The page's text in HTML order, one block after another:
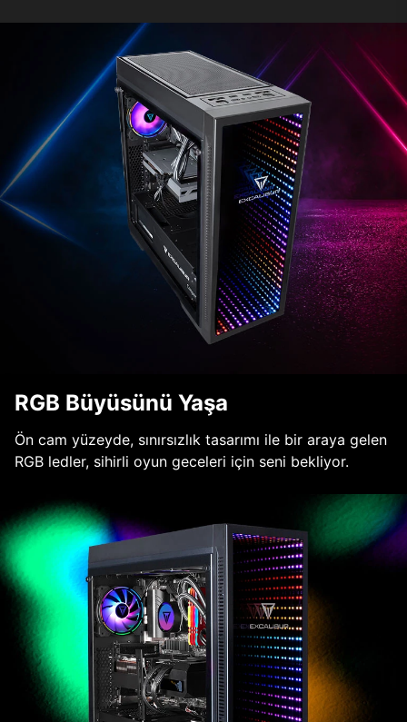
RGB Büyüsünü Yaşa
Ön cam yüzeyde, sınırsızlık tasarımı ile bir araya gelen
RGB ledler, sihirli oyun geceleri için seni bekliyor.